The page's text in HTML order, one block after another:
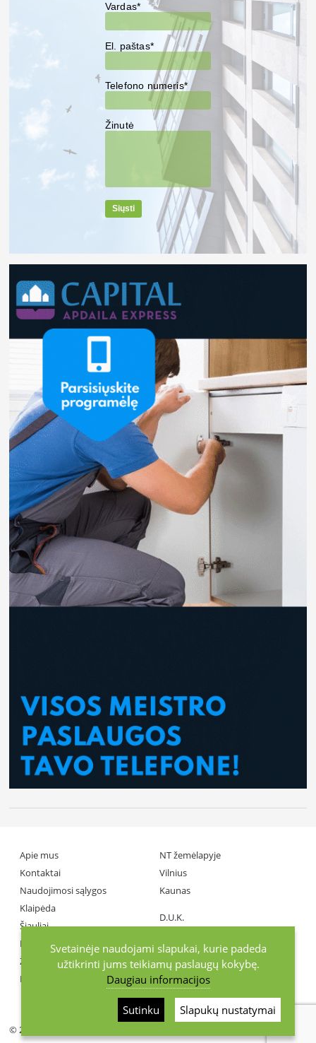
Vardas*
El. paštas*
Telefono numeris*
Žinutė
Siųsti
Apie mus
Kontaktai
Naudojimosi sąlygos
NT žemėlapyje
Vilnius
Kaunas
Klaipėda
Šiauliai
Panevėžys
D.U.K.
Žiniasklaida
Investuotojai
+370686 77737
© 2026 KurGyvenu.lt
Svetainėje naudojami slapukai, kurie padeda
užtikrinti jums teikiamų paslaugų kokybę.
Daugiau informacijos
Sutinku Slapukų nustatymai